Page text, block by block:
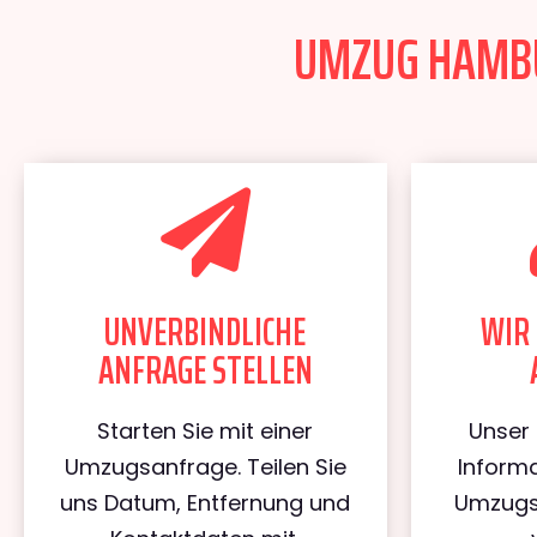
UMZUG
UNVERBINDLICHE
ANFRAGE STELLEN
Starten Sie mit einer
Umzugsanfrage. Teilen Sie
uns Datum, Entfernung und